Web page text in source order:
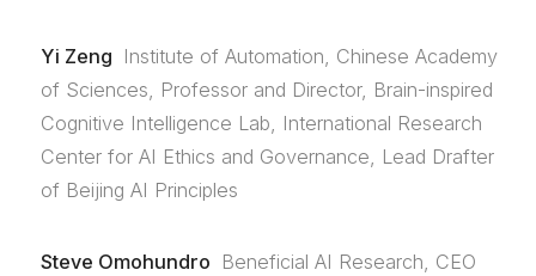
Yi Zeng Institute of Automation, Chinese Academy
of Sciences, Professor and Director, Brain-inspired
Cognitive Intelligence Lab, International Research
Center for AI Ethics and Governance, Lead Drafter
of Beijing AI Principles
Steve Omohundro Beneficial AI Research, CEO